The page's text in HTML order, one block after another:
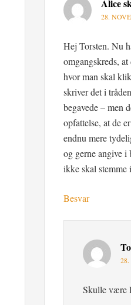
Alice
28.
Hej Torsten. Nu
omgangskreds,
hvor man skal
skriver det i
begavede – men
opfattelse, at de
endnu mere
og gerne angive i
ikke skal stemme
Besvar
Skulle være